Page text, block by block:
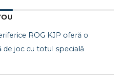
ROG KJP oferă o
de joc cu totul specială